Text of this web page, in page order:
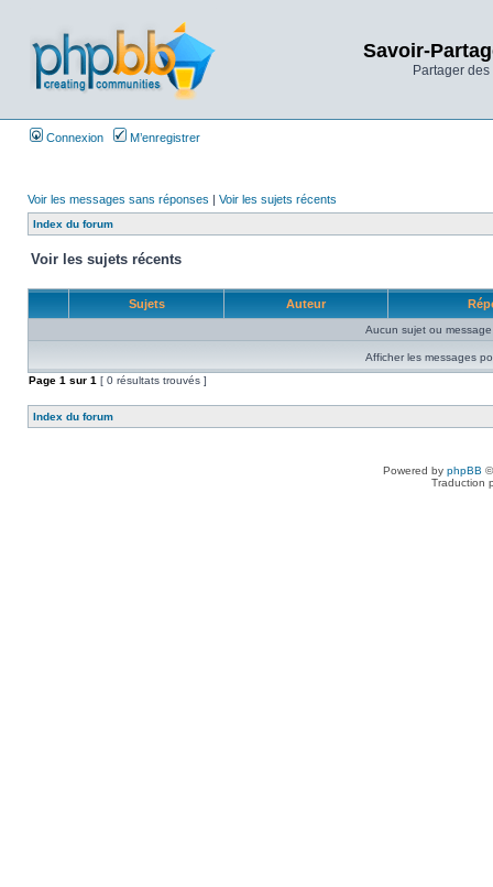
Savoir-
Partager
Connexion M’enregistrer
Voir les messages sans réponses | Voir les sujets récents
Index du forum
Voir les sujets récents
Sujets Auteur
Aucun sujet ou
Afficher les messages
Page 1 sur 1 [ 0 résultats trouvés ]
Index du forum
Powered by phpBB
Traduction